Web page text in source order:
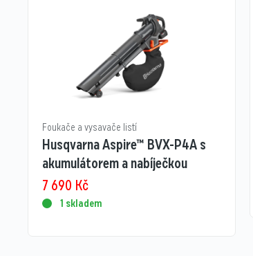
Foukače a vysavače listí
Husqvarna Aspire™ BVX-P4A s
akumulátorem a nabíječkou
7 690 Kč
1 skladem